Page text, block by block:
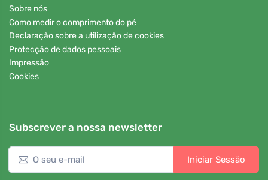
Sobre nós
Como medir o comprimento do pé
Declaração sobre a utilização de cookies
Protecção de dados pessoais
Impressão
Cookies
Subscrever a nossa newsletter
Iniciar Sessão